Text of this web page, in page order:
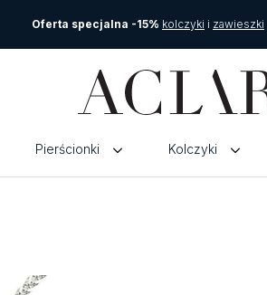
Oferta specjalna -15% kolczyki i zawieszki
Pierścionki Kolczyki